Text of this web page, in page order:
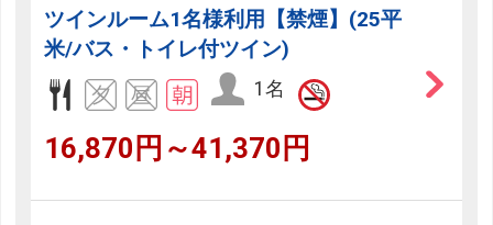
ツインルーム1名様利用【禁煙】(25平
米/バス・トイレ付ツイン)
1名
16,870円～41,370円